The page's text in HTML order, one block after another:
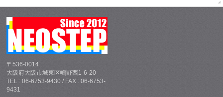
〒536-0014
大阪府大阪市城東区鴫野西1-6-20
TEL : 06-6753-9430 / FAX : 06-6753-
9431